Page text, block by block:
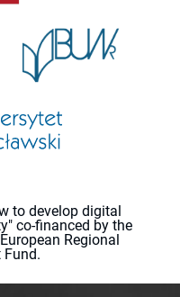
to develop digital
co-financed by the
Regional
Fund.